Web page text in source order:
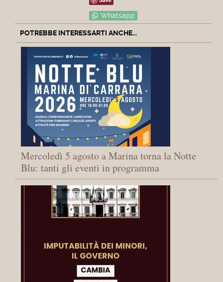
Whatsapp
POTREBBE INTERESSARTI ANCHE...
Mercoledì 5 agosto a Marina torna la Notte
Blu: tanti gli eventi in programma